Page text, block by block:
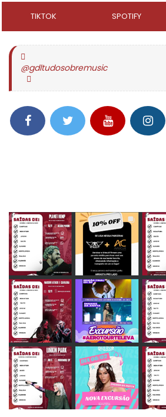
TIKTOK SPOTIFY
@gdltudosobremusic